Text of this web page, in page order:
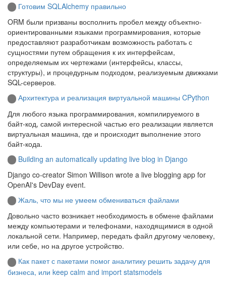
Готовим SQLAlchemy правильно
ORM были призваны восполнить пробел между объектно-
ориентированными языками программирования, которые
предоставляют разработчикам возможность работать с
сущностями путем обращения к их интерфейсам,
определяемым их чертежами (интерфейсы, классы,
структуры), и процедурным подходом, реализуемым движками
SQL-серверов.
Архитектура и реализация виртуальной машины CPython
Для любого языка программирования, компилируемого в
байт-код, самой интересной частью его реализации является
виртуальная машина, где и происходит выполнение этого
байт-кода.
Building an automatically updating live blog in Django
Django co-creator Simon Willison wrote a live blogging app for
OpenAI's DevDay event.
Жаль, что мы не умеем обмениваться файлами
Довольно часто возникает необходимость в обмене файлами
между компьютерами и телефонами, находящимися в одной
локальной сети. Например, передать файл другому человеку,
или себе, но на другое устройство.
Как пакет с пакетами помог аналитику решить задачу для
бизнеса, или keep calm and import statsmodels